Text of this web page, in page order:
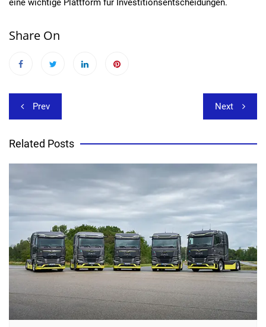
eine wichtige Plattform für Investitionsentscheidungen.
Share On
Beitragsnavigation
Prev Next
Related Posts